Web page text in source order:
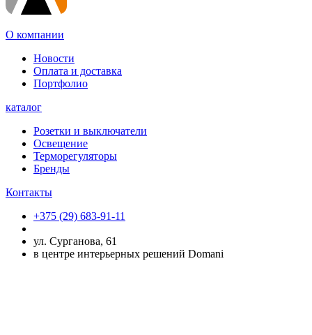
О компании
Новости
Оплата и доставка
Портфолио
каталог
Розетки и выключатели
Освещение
Терморегуляторы
Бренды
Контакты
+375 (29) 683-91-11
ул. Сурганова, 61
в центре интерьерных решений Domani